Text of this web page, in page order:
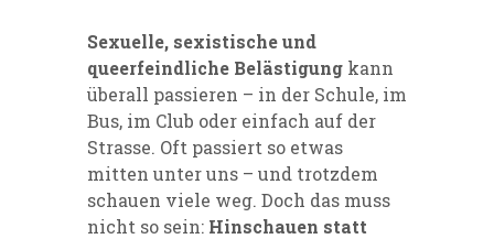
Sexuelle, sexistische und
queerfeindliche Belästigung kann
überall passieren – in der Schule, im
Bus, im Club oder einfach auf der
Strasse. Oft passiert so etwas
mitten unter uns – und trotzdem
schauen viele weg. Doch das muss
nicht so sein: Hinschauen statt